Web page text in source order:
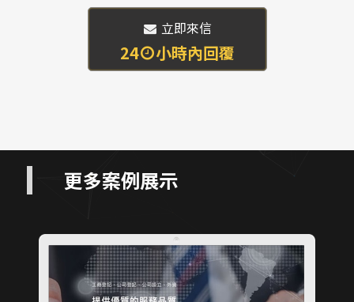
立即來信
24 小時內回覆
更多案例展示